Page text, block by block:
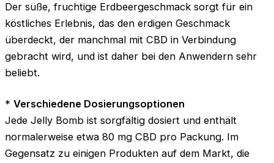
Der süße, fruchtige Erdbeergeschmack sorgt für ein
köstliches Erlebnis, das den erdigen Geschmack
überdeckt, der manchmal mit CBD in Verbindung
gebracht wird, und ist daher bei den Anwendern sehr
beliebt.
* Verschiedene Dosierungsoptionen
Jede Jelly Bomb ist sorgfältig dosiert und enthält
normalerweise etwa 80 mg CBD pro Packung. Im
Gegensatz zu einigen Produkten auf dem Markt, die